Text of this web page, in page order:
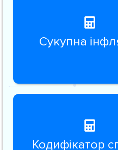
Сукупна
Кодифікатор